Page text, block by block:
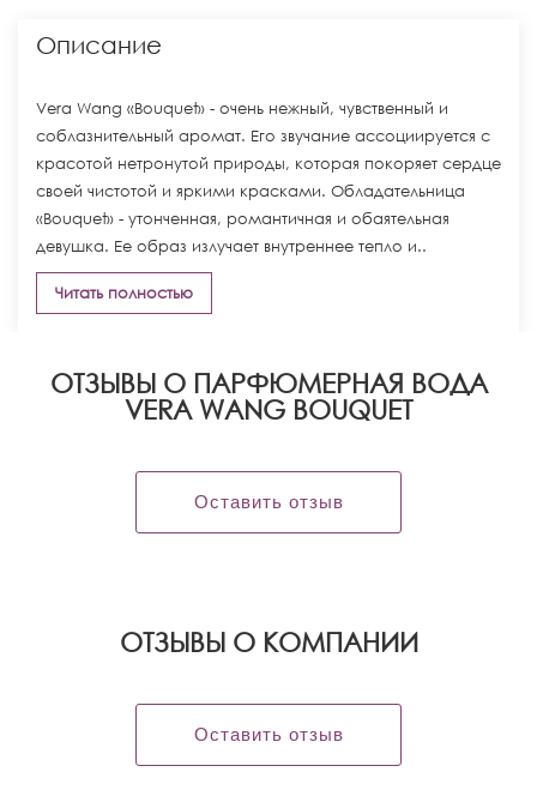
Описание
Vera Wang «Bouquet» - очень нежный, чувственный и
соблазнительный аромат. Его звучание ассоциируется с
красотой нетронутой природы, которая покоряет сердце
своей чистотой и яркими красками. Обладательница
«Bouquet» - утонченная, романтичная и обаятельная
девушка. Ее образ излучает внутреннее тепло и..
Читать полностью
ОТЗЫВЫ О ПАРФЮМЕРНАЯ ВОДА
VERA WANG BOUQUET
Оставить отзыв
OТЗЫВЫ О КОМПАНИИ
Оставить отзыв